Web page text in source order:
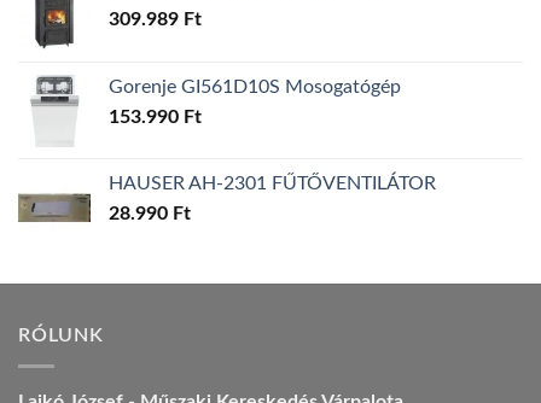
309.989 Ft
Gorenje GI561D10S Mosogatógép
153.990 Ft
HAUSER AH-2301 FŰTŐVENTILÁTOR
28.990 Ft
RÓLUNK